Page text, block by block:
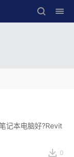
记本电脑好?Revit
0